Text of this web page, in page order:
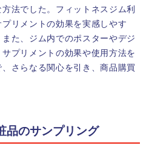
法でした。フィットネスジム利
リメントの効果を実感しやす
た、ジム内でのポスターやデジ
プリメントの効果や使用方法を
さらなる関心を引き、商品購買
品のサンプリング